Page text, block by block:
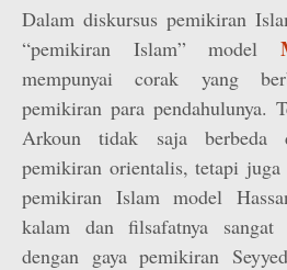
Dalam diskursus pemikiran
“pemikiran Islam” model
mempunyai corak yang
pemikiran para pendahulunya.
Arkoun tidak saja berbeda
pemikiran orientalis, tetapi juga
pemikiran Islam model
kalam dan filsafatnya
dengan gaya pemikiran